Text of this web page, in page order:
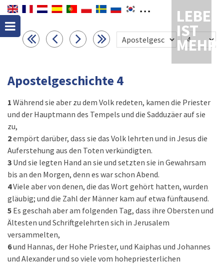
LEBEN
IST
MEHR
Apostelgeschichte 4
1 Während sie aber zu dem Volk redeten, kamen die Priester
und der Hauptmann des Tempels und die Sadduzäer auf sie
zu,
2empört darüber, dass sie das Volk lehrten und in Jesus die
Auferstehung aus den Toten verkündigten.
3 Und sie legten Hand an sie und setzten sie in Gewahrsam
bis an den Morgen, denn es war schon Abend.
4Viele aber von denen, die das Wort gehört hatten, wurden
gläubig; und die Zahl der Männer kam auf etwa fünftausend.
5 Es geschah aber am folgenden Tag, dass ihre Obersten und
Ältesten und Schriftgelehrten sich in Jerusalem
versammelten,
6und Hannas, der Hohe Priester, und Kaiphas und Johannes
und Alexander und so viele vom hohepriesterlichen